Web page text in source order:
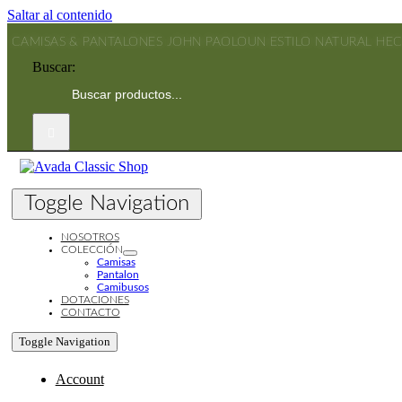
Saltar al contenido
CAMISAS & PANTALONES JOHN PAOLO UN ESTILO NATURAL
Buscar:
Toggle Navigation
NOSOTROS
COLECCIÓN
Camisas
Pantalon
Camibusos
DOTACIONES
CONTACTO
Toggle Navigation
Account